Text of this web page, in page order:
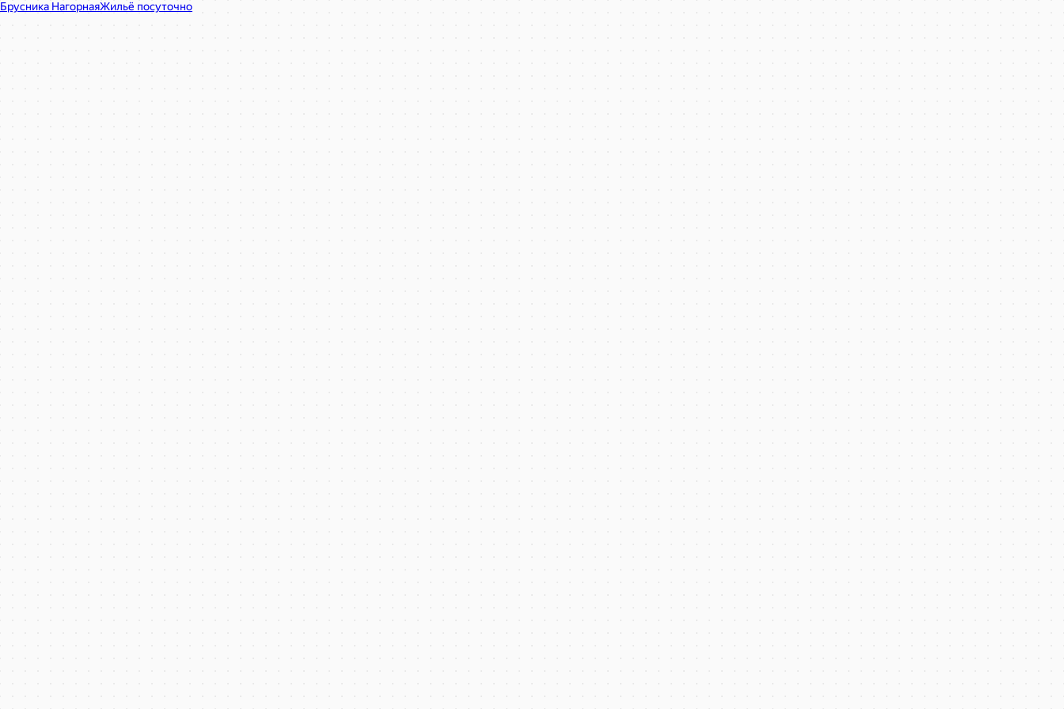
Брусника НагорнаяЖильё посуточно